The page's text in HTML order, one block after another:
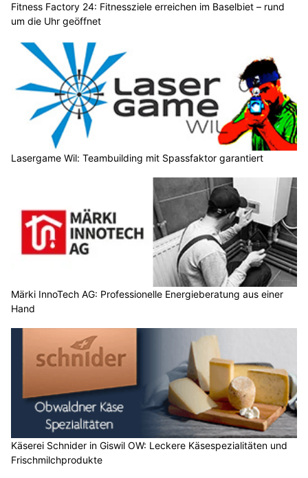
Fitness Factory 24: Fitnessziele erreichen im Baselbiet – rund
um die Uhr geöffnet
Lasergame Wil: Teambuilding mit Spassfaktor garantiert
Märki InnoTech AG: Professionelle Energieberatung aus einer
Hand
Käserei Schnider in Giswil OW: Leckere Käsespezialitäten und
Frischmilchprodukte